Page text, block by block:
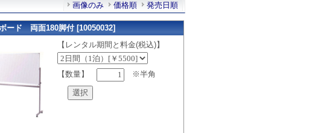
画像のみ 価格順 発売日順
ード 両面180脚付 [10050032]
【レンタル期間と料金(税込)】
【数量】 ※半角